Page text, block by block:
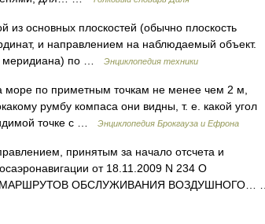
из основных плоскостей (обычно плоскость
и направлением на наблюдаемый объект.
меридиана) по …
Энциклопедия техники
по приметным точкам не менее чем 2 м,
румбу компаса они видны, т. е. какой угол
точке с …
Энциклопедия Брокгауза и Ефрона
принятым за начало отсчета и
от 18.11.2009 N 234 О
ОБСЛУЖИВАНИЯ ВОЗДУШНОГО… …